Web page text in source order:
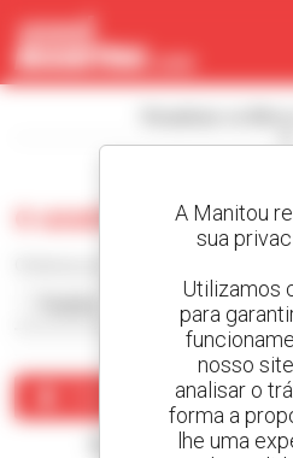
0 usado camião
Criar um alerta
Nenhum resultado
Painel de Gerenciamento de Cookies
A Manitou
sua
Utilizamos
para
nosso
analisar o
forma a
lhe uma